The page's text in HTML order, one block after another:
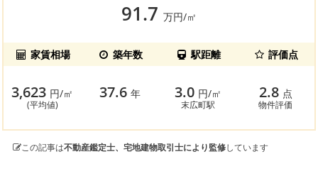
91.7 万円/㎡
家賃相場 築年数 駅距離 評価点
3,623 円/㎡
(平均値)
37.6年 3.0 円/㎡
末広町駅
2.8 点
物件評価
この記事は不動産鑑定士、宅地建物取引士により監修しています